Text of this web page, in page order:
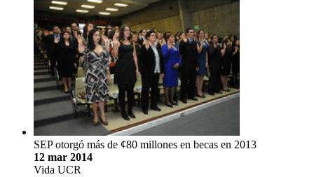
SEP otorgó más de ¢80 millones en becas en 2013
12 mar 2014
Vida UCR